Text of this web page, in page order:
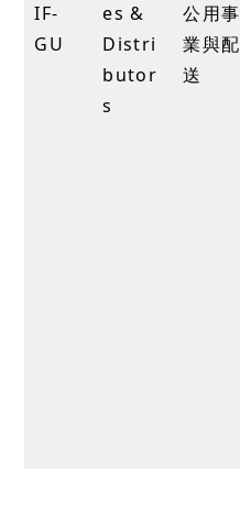
IF-
GU
es &
Distri
butor
s
公用事
業與配
送